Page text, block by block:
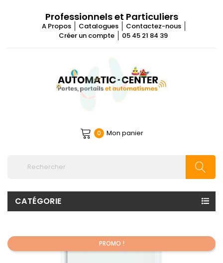
Professionnels et Particuliers
A Propos Catalogues
Contactez-nous
Créer un compte
05 45 21 84 39
0 Mon panier
CATÉGORIE
PROMO !
Promo !